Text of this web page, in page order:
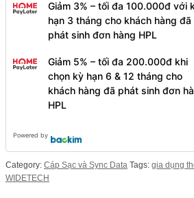
Giảm 3% – tối đa 100.000đ với
hạn 3 tháng cho khách hàng đã
phát sinh đơn hàng HPL
Giảm 5% – tối đa 200.000đ khi
chọn kỳ hạn 6 & 12 tháng cho
khách hàng đã phát sinh đơn
HPL
Powered by
Category: Cáp Sạc và Sync Data Tags: gia dụng
WIDETECH